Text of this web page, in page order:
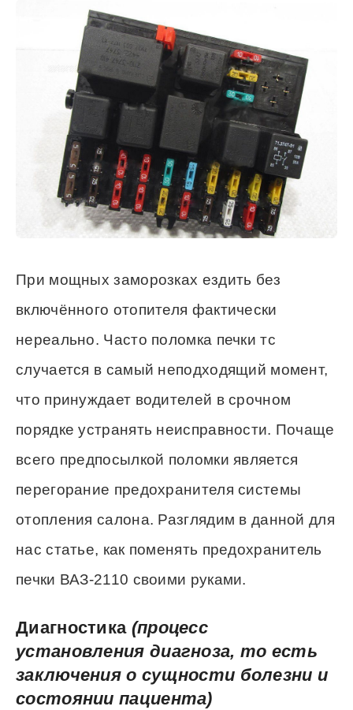
При мощных заморозках ездить без
включённого отопителя фактически
нереально. Часто поломка печки тс
случается в самый неподходящий момент,
что принуждает водителей в срочном
порядке устранять неисправности. Почаще
всего предпосылкой поломки является
перегорание предохранителя системы
отопления салона. Разглядим в данной для
нас статье, как поменять предохранитель
печки ВАЗ-2110 своими руками.
Диагностика (процесс
установления диагноза, то есть
заключения о сущности болезни и
состоянии пациента)